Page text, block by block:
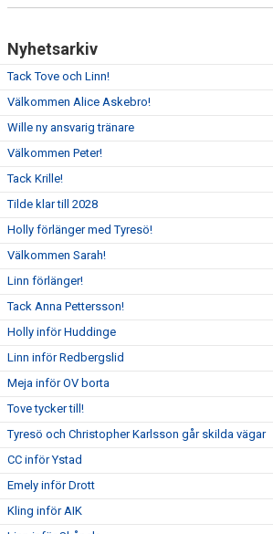
Nyhetsarkiv
Tack Tove och Linn!
Välkommen Alice Askebro!
Wille ny ansvarig tränare
Välkommen Peter!
Tack Krille!
Tilde klar till 2028
Holly förlänger med Tyresö!
Välkommen Sarah!
Linn förlänger!
Tack Anna Pettersson!
Holly inför Huddinge
Linn inför Redbergslid
Meja inför OV borta
Tove tycker till!
Tyresö och Christopher Karlsson går skilda vägar
CC inför Ystad
Emely inför Drott
Kling inför AIK